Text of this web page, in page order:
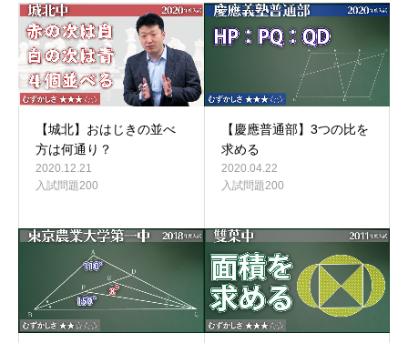
【城北】おはじきの並べ
方は何通り？
2020.12.21
入試問題200
【慶應普通部】3つの比を
求める
2020.04.22
入試問題200